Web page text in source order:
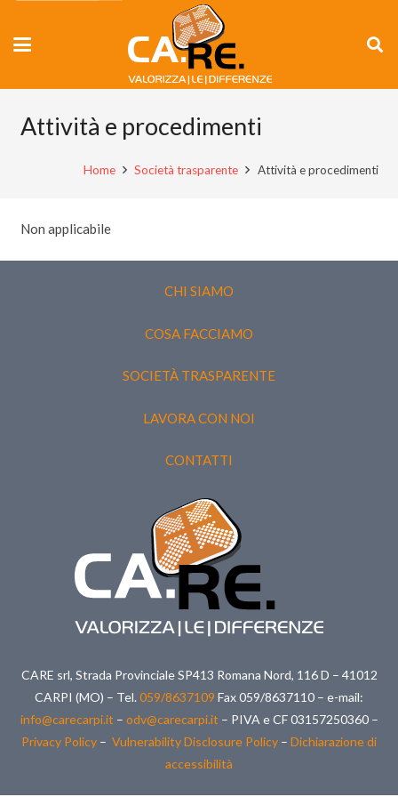
Attività e procedimenti
Home Società trasparente Attività e procedimenti
Non applicabile
CHI SIAMO
COSA FACCIAMO
SOCIETÀ TRASPARENTE
LAVORA CON NOI
CONTATTI
CARE srl, Strada Provinciale SP413 Romana Nord, 116 D – 41012
CARPI (MO) – Tel. 059/8637109 Fax 059/8637110 – e-mail:
info@carecarpi.it – odv@carecarpi.it – PIVA e CF 03157250360 –
Privacy Policy – Vulnerability Disclosure Policy – Dichiarazione di
accessibilità